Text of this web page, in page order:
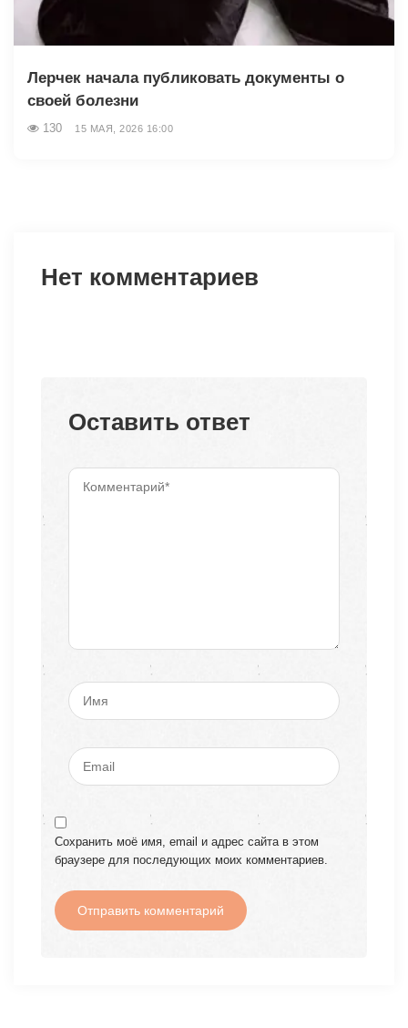
Лерчек начала публиковать документы о
своей болезни
130 15 МАЯ, 2026 16:00
Нет комментариев
Оставить ответ
Сохранить моё имя, email и адрес сайта в этом
браузере для последующих моих комментариев.